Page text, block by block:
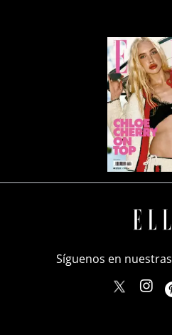
Síguenos en